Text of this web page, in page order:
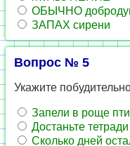
ОБЫЧНО
ЗАПАХ сирени
Вопрос № 5
Укажите
Запели в роще
Достаньте
Сколько дней